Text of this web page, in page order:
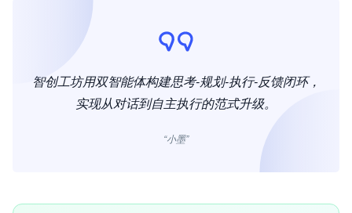
智创工坊用双智能体构建思考-规划-执行-反馈闭环，
实现从对话到自主执行的范式升级。
“小墨”